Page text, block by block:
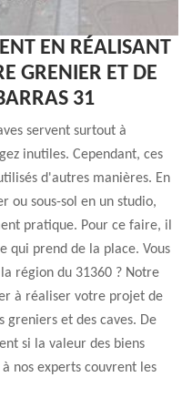
EN RÉALISANT
GRENIER ET DE
31
servent surtout à
inutiles. Cependant, ces
d'autres manières. En
ou sous-sol en un studio,
pratique. Pour ce faire, il
qui prend de la place. Vous
région du 31360 ? Notre
à réaliser votre projet de
greniers et des caves. De
si la valeur des biens
nos experts couvrent les